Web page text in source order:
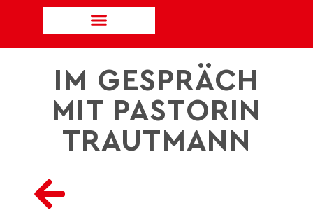
IM GESPRÄCH
MIT PASTORIN
TRAUTMANN